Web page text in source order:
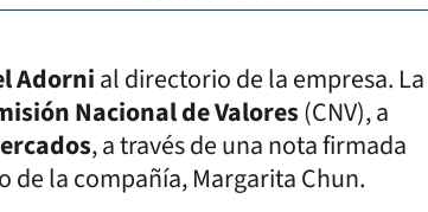
Adornial directorio de la empresa. La
Nacional de Valores(CNV), a
, a través de una nota firmada
de la compañía, Margarita Chun.